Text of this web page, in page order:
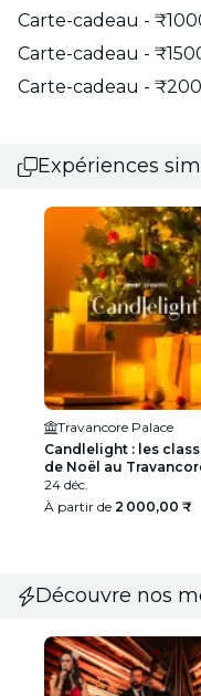
Carte-cadeau -
Carte-cadeau -
Carte-cadeau -
Expériences
Travancore Palace
Candlelight : les
de Noël au
Palace
24 déc.
À partir de 2 000,00 ₹
Découvre nos